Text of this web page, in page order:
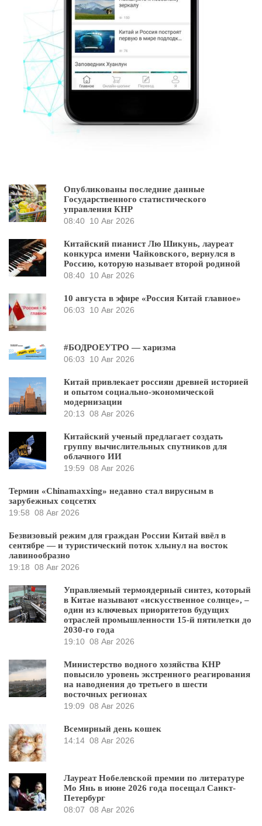
Опубликованы последние данные
Государственного статистического
управления КНР
08:40 10 Авг 2026
Китайский пианист Лю Шикунь, лауреат
конкурса имени Чайковского, вернулся в
Россию, которую называет второй родиной
08:40 10 Авг 2026
10 августа в эфире «Россия Китай главное»
06:03
10 Авг 2026
#БОДРОЕУТРО — харизма
06:03
10 Авг 2026
Китай привлекает россиян древней историей
и опытом социально-экономической
модернизации
20:13 08 Авг 2026
Китайский ученый предлагает создать
группу вычислительных спутников для
облачного ИИ
19:59 08 Авг 2026
Термин «Chinamaxxing» недавно стал вирусным в
зарубежных соцсетях
19:58 08 Авг 2026
Безвизовый режим для граждан России Китай ввёл в
сентябре — и туристический поток хлынул на восток
лавинообразно
19:18 08 Авг 2026
Управляемый термоядерный синтез, который
в Китае называют «искусственное солнце», –
один из ключевых приоритетов будущих
отраслей промышленности 15-й пятилетки до
2030-го года
19:10 08 Авг 2026
Министерство водного хозяйства КНР
повысило уровень экстренного реагирования
на наводнения до третьего в шести
восточных регионах
19:09 08 Авг 2026
Всемирный день кошек
14:14 08 Авг 2026
Лауреат Нобелевской премии по литературе
Мо Янь в июне 2026 года посещал Санкт-
Петербург
08:07 08 Авг 2026